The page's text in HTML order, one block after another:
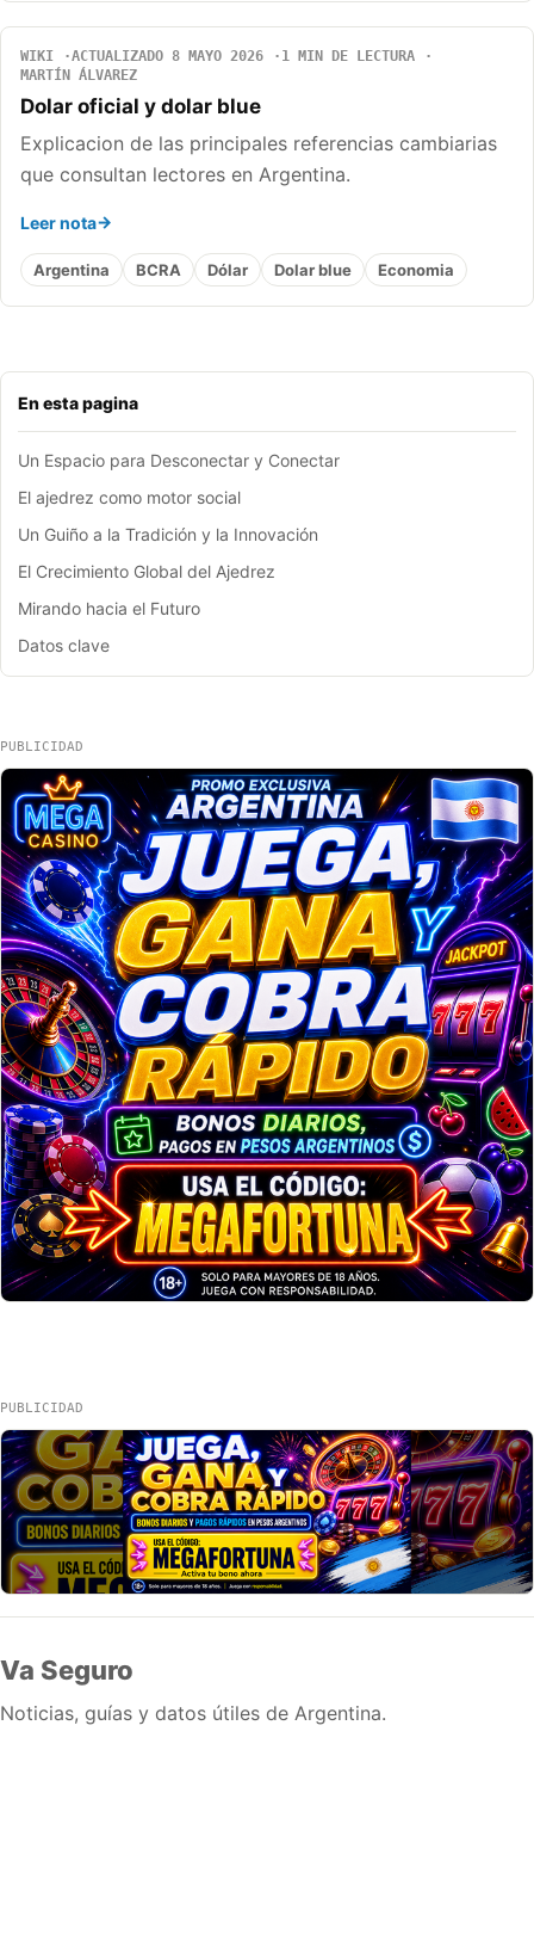
En esta pagina
Un Espacio para Desconectar y Conectar
El ajedrez como motor social
Un Guiño a la Tradición y la Innovación
El Crecimiento Global del Ajedrez
Mirando hacia el Futuro
Datos clave
WIKI ACTUALIZADO 8 MAYO 2026
1 MIN DE LECTURA
MARTÍN ÁLVAREZ
Dolar oficial y dolar blue
Explicacion de las principales referencias cambiarias
que consultan lectores en Argentina.
Leer nota
Argentina BCRA Dólar Dolar blue Economia
PUBLICIDAD
PUBLICIDAD
Va Seguro
Noticias, guías y datos útiles de Argentina.